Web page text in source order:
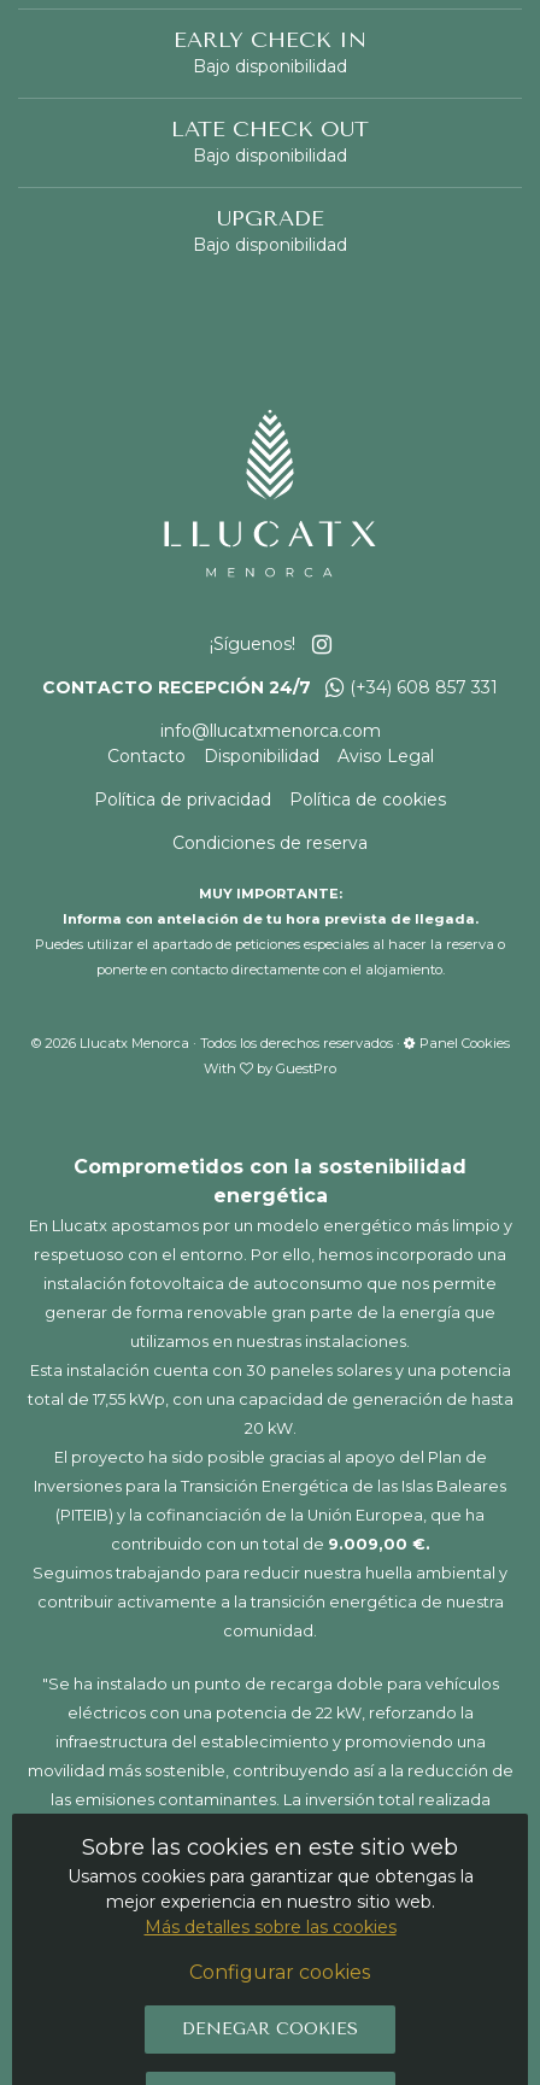
EARLY CHECK IN
Bajo disponibilidad
LATE CHECK OUT
Bajo disponibilidad
UPGRADE
Bajo disponibilidad
¡Síguenos!
CONTACTO RECEPCIÓN 24/7
(+34) 608 857 331
info@llucatxmenorca.com
Contacto
Disponibilidad
Aviso Legal
Política de privacidad
Política de cookies
Condiciones de reserva
MUY IMPORTANTE:
Informa con antelación de tu hora prevista de llegada.
Puedes utilizar el apartado de peticiones especiales al hacer la reserva o
ponerte en contacto directamente con el alojamiento.
© 2026Llucatx Menorca · Todos los derechos reservados ·
Panel Cookies
With
by GuestPro
Comprometidos con la sostenibilidad
energética
En Llucatx apostamos por un modelo energético más limpio y
respetuoso con el entorno. Por ello, hemos incorporado una
instalación fotovoltaica de autoconsumo que nos permite
generar de forma renovable gran parte de la energía que
utilizamos en nuestras instalaciones.
Esta instalación cuenta con 30 paneles solares y una potencia
total de 17,55 kWp, con una capacidad de generación de hasta
20 kW.
El proyecto ha sido posible gracias al apoyo del Plan de
Inversiones para la Transición Energética de las Islas Baleares
(PITEIB) y la cofinanciación de la Unión Europea, que ha
contribuido con un total de 9.009,00 €.
Seguimos trabajando para reducir nuestra huella ambiental y
contribuir activamente a la transición energética de nuestra
comunidad.
"Se ha instalado un punto de recarga doble para vehículos
eléctricos con una potencia de 22 kW, reforzando la
infraestructura del establecimiento y promoviendo una
movilidad más sostenible, contribuyendo así a la reducción de
las emisiones contaminantes. La inversión total realizada
financiados mediante una ayuda concedida. Esta actuación ha
sido cofinanciada por elPlan de Recuperación,
Transformación y Resiliencia
, financiado por la
de incentivos a la movilidad eficiente y sostenible."
Sobre las cookies en este sitio web
Usamos cookies para garantizar que obtengas la
mejor experiencia en nuestro sitio web.
Más detalles sobre las cookies
Configurar cookies
DENEGAR COOKIES